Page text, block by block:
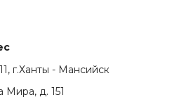
г.Ханты - Мансийск
Мира, д. 151